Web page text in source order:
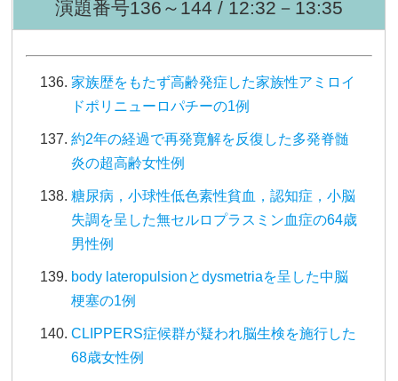
演題番号136～144 / 12:32－13:35
家族歴をもたず高齢発症した家族性アミロイ
ドポリニューロパチーの1例
約2年の経過で再発寛解を反復した多発脊髄
炎の超高齢女性例
糖尿病，小球性低色素性貧血，認知症，小脳
失調を呈した無セルロプラスミン血症の64歳
男性例
body lateropulsionとdysmetriaを呈した中脳
梗塞の1例
CLIPPERS症候群が疑われ脳生検を施行した
68歳女性例